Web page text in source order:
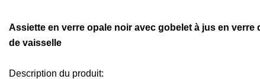
Assiette en verre opale noir avec gobelet à jus en
de vaisselle
Description du produit: